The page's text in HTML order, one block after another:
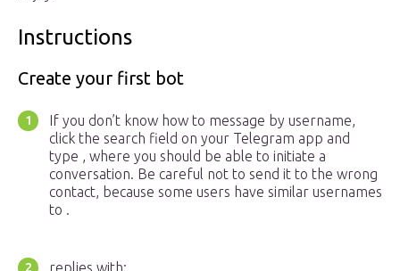
Instructions
Create your first bot
If you don’t know how to message by username,
click the search field on your Telegram app and
type , where you should be able to initiate a
conversation. Be careful not to send it to the wrong
contact, because some users have similar usernames
to .
replies with: